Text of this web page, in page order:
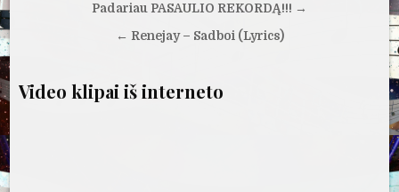
NavigacijaPadariau PASAULIO REKORDĄ!!! →
← Renejay – Sadboi (Lyrics)
Video klipai iš interneto